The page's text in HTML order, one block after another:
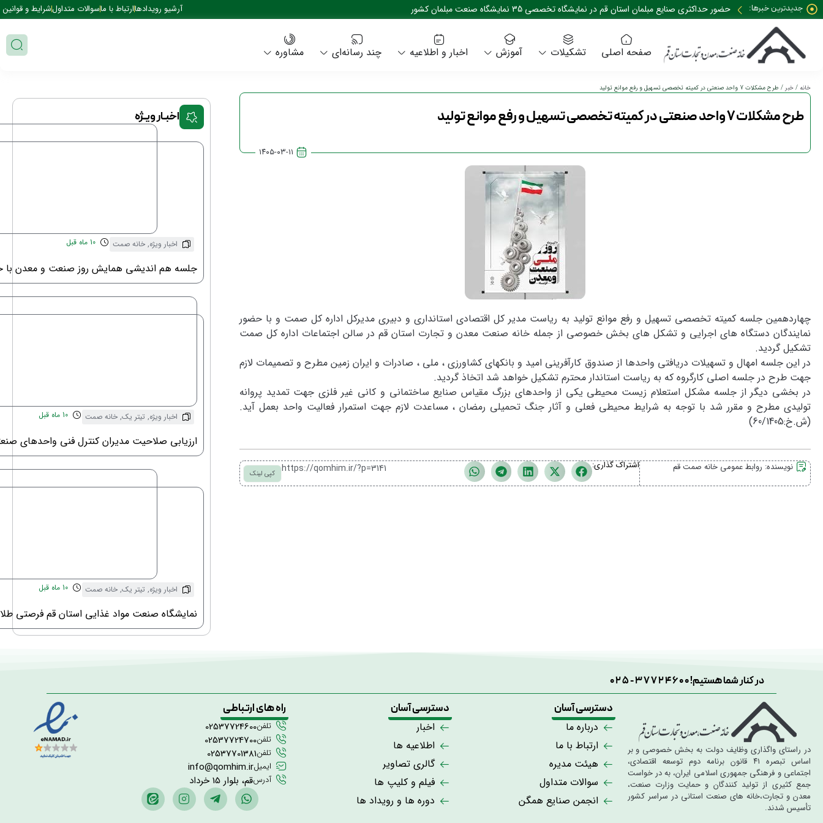
جدیدترین خبرها: حضور حداکثری صنایع مبلمان استان قم در نمایشگاه تخصصی 35 نمایشگاه صنعت مبلمان کشور آرشیو رویدادهاارتباط با ماسوالات متداولشرایط و قوانین
صفحه اصلی تشکیلات آموزش اخبار و اطلاعیه چند رسانه‌ای مشاوره
خانه / خبر / طرح مشکلات 7 واحد صنعتی در کمیته تخصصی تسهیل و رفع موانع تولید
طرح مشکلات 7 واحد صنعتی در کمیته تخصصی تسهیل و رفع موانع تولید
۱۴۰۵-۰۳-۱۱
چهاردهمین جلسه کمیته تخصصی تسهیل و رفع موانع تولید به ریاست مدیر کل اقتصادی استانداری و دبیری مدیرکل اداره کل صمت و با حضور
نمایندگان دستگاه های اجرایی و تشکل های بخش خصوصی از جمله خانه صنعت معدن و تجارت استان قم در سالن اجتماعات اداره کل صمت
تشکیل گردید.
در این جلسه امهال و تسهیلات دریافتی واحدها از صندوق کارآفرینی امید و بانکهای کشاورزی ، ملی ، صادرات و ایران زمین مطرح و تصمیمات لازم
جهت طرح در جلسه اصلی کارگروه که به ریاست استاندار محترم تشکیل خواهد شد اتخاذ گردید.
در بخشی دیگر از جلسه مشکل استعلام زیست محیطی یکی از واحدهای بزرگ مقیاس صنایع ساختمانی و کانی غیر فلزی جهت تمدید پروانه
تولیدی مطرح و مقرر شد با توجه به شرایط محیطی فعلی و آثار جنگ تحمیلی رمضان ، مساعدت لازم جهت استمرار فعالیت واحد بعمل آید.
(ش.خ:60/1405)
نویسنده: روابط عمومی خانه صمت قم اشتراک گذاری:
کپی لینک https://qomhim.ir/?p=3141
اخبـار ویـژه
اخبار ویژه, خانه صمت 10 ماه قبل
جلسه هم اندیشی همایش روز صنعت و معدن با
اخبار ویژه, تیتر یک, خانه صمت 10 ماه قبل
ارزیابی صلاحیت مدیران کنترل فنی واحدهای
اخبار ویژه, تیتر یک, خانه صمت 10 ماه قبل
نمایشگاه صنعت مواد غذایی استان قم فرصتی
در کنار شما هستیم!025-37724600
در راستای واگذاری وظایف دولت به بخش خصوصی و بر
اساس تبصره ۴۱ قانون برنامه دوم توسعه اقتصادی،
اجتماعی و فرهنگی جمهوری اسلامی ایران، به در خواست
جمع کثیری از تولید کنندگان و حمایت وزارت صنعت،
معدن و تجارت،خانه های صنعت استانی در سراسر کشور
تأسیس شدند.
دسترسی آسان
درباره ما
ارتباط با ما
هیئت مدیره
سوالات متداول
انجمن صنایع همگن
دسترسی آسان
اخبار
اطلاعیه ها
گالری تصاویر
فیلم و کلیپ ها
دوره ها و رویداد ها
راه های ارتباطی
تلفن02537724600
تلفن02537724700
تلفن02537701381
ایمیلinfo@qomhim.ir
آدرسقم، بلوار 15 خرداد